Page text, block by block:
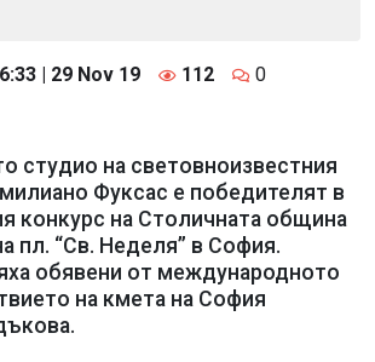
| 29 Nov 19 112 0
студио на световноизвестния
Фуксас е победителят в
конкурс на Столичната община
пл. “Св. Неделя” в София.
обявени от международното
на кмета на София